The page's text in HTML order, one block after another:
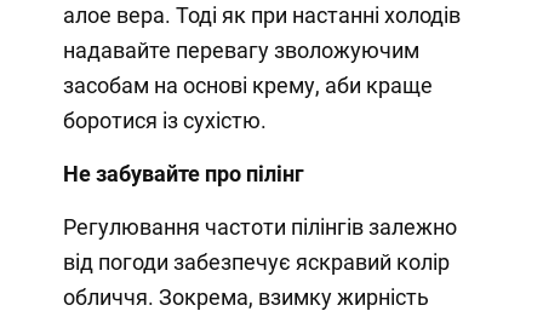
алое вера. Тоді як при настанні холодів
надавайте перевагу зволожуючим
засобам на основі крему, аби краще
боротися із сухістю.
Не забувайте про пілінг
Регулювання частоти пілінгів залежно
від погоди забезпечує яскравий колір
обличчя. Зокрема, взимку жирність